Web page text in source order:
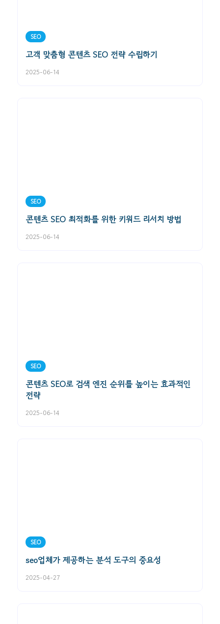
SEO
고객 맞춤형 콘텐츠 SEO 전략 수립하기
2025-06-14
SEO
콘텐츠 SEO 최적화를 위한 키워드 리서치 방법
2025-06-14
SEO
콘텐츠 SEO로 검색 엔진 순위를 높이는 효과적인
전략
2025-06-14
SEO
seo업체가 제공하는 분석 도구의 중요성
2025-04-27